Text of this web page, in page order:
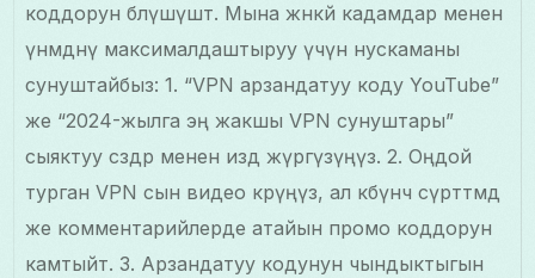
коддорун бөлүшүшөт. Мына жөнөкөй кадамдар менен
үнөмдөөнү максималдаштыруу үчүн нускаманы
сунуштайбыз: 1. “VPN арзандатуу коду YouTube”
же “2024-жылга эң жакшы VPN сунуштары”
сыяктуу сөздөр менен издөө жүргүзүңүз. 2. Оңдой
турган VPN сын видео көрүңүз, ал көбүнчө сүрөттөмөдө
же комментарийлерде атайын промо коддорун
камтыйт. 3. Арзандатуу кодунун чындыктыгын